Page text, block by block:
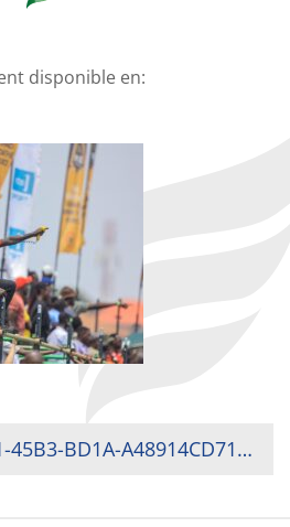
disponible en:
A3D86550-51B1-45B3-BD1A-A48914CD71D4